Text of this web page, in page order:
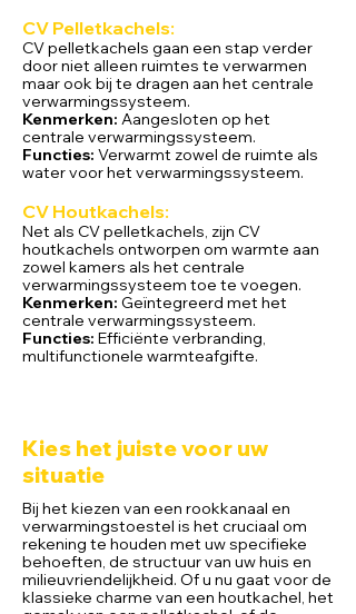
CV Pelletkachels:
CV pelletkachels gaan een stap verder
door niet alleen ruimtes te verwarmen
maar ook bij te dragen aan het centrale
verwarmingssysteem.
Kenmerken: Aangesloten op het
centrale verwarmingssysteem.
Functies: Verwarmt zowel de ruimte als
water voor het verwarmingssysteem.
CV Houtkachels:
Net als CV pelletkachels, zijn CV
houtkachels ontworpen om warmte aan
zowel kamers als het centrale
verwarmingssysteem toe te voegen.
Kenmerken: Geïntegreerd met het
centrale verwarmingssysteem.
Functies: Efficiënte verbranding,
multifunctionele warmteafgifte.
Kies het juiste voor uw
situatie
Bij het kiezen van een rookkanaal en
verwarmingstoestel is het cruciaal om
rekening te houden met uw specifieke
behoeften, de structuur van uw huis en
milieuvriendelijkheid. Of u nu gaat voor de
klassieke charme van een houtkachel, het